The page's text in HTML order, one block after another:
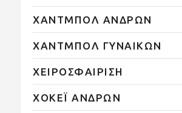
ΧΑΝΤΜΠΟΛ ΑΝΔΡΩΝ
ΧΑΝΤΜΠΟΛ ΓΥΝΑΙΚΩΝ
ΧΕΙΡΟΣΦΑΙΡΙΣΗ
ΧΟΚΕΪ ΑΝΔΡΩΝ